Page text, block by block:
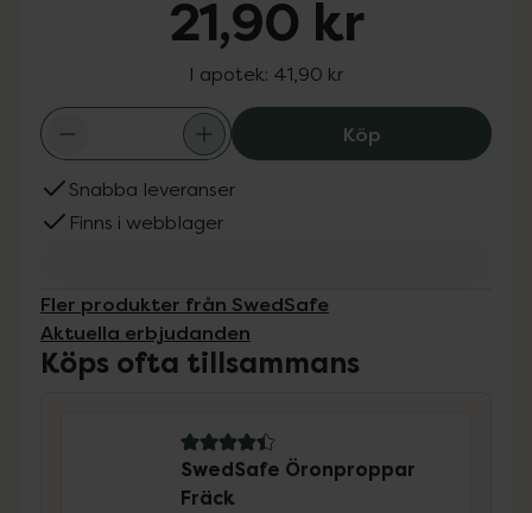
21,90 kr
I apotek: 41,90 kr
KöpSwedSafe
Snabba leveranser
Finns i webblager
Fler produkter från SwedSafe
Aktuella erbjudanden
Köps ofta tillsammans
4.4 av 5 i omdöme
SwedSafe Öronproppar
Fräck